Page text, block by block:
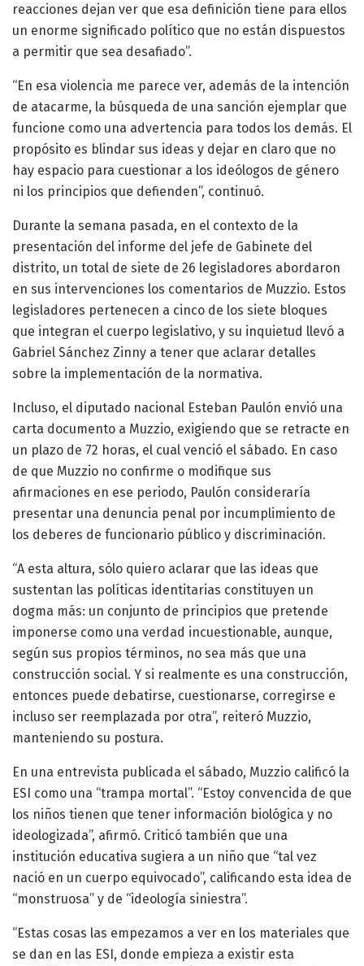
reacciones dejan ver que esa definición tiene para ellos
un enorme significado político que no están dispuestos
a permitir que sea desafiado”.
“En esa violencia me parece ver, además de la intención
de atacarme, la búsqueda de una sanción ejemplar que
funcione como una advertencia para todos los demás. El
propósito es blindar sus ideas y dejar en claro que no
hay espacio para cuestionar a los ideólogos de género
ni los principios que defienden”, continuó.
Durante la semana pasada, en el contexto de la
presentación del informe del jefe de Gabinete del
distrito, un total de siete de 26 legisladores abordaron
en sus intervenciones los comentarios de Muzzio. Estos
legisladores pertenecen a cinco de los siete bloques
que integran el cuerpo legislativo, y su inquietud llevó a
Gabriel Sánchez Zinny a tener que aclarar detalles
sobre la implementación de la normativa.
Incluso, el diputado nacional Esteban Paulón envió una
carta documento a Muzzio, exigiendo que se retracte en
un plazo de 72 horas, el cual venció el sábado. En caso
de que Muzzio no confirme o modifique sus
afirmaciones en ese periodo, Paulón consideraría
presentar una denuncia penal por incumplimiento de
los deberes de funcionario público y discriminación.
“A esta altura, sólo quiero aclarar que las ideas que
sustentan las políticas identitarias constituyen un
dogma más: un conjunto de principios que pretende
imponerse como una verdad incuestionable, aunque,
según sus propios términos, no sea más que una
construcción social. Y si realmente es una construcción,
entonces puede debatirse, cuestionarse, corregirse e
incluso ser reemplazada por otra”, reiteró Muzzio,
manteniendo su postura.
En una entrevista publicada el sábado, Muzzio calificó la
ESI como una “trampa mortal”. “Estoy convencida de que
los niños tienen que tener información biológica y no
ideologizada”, afirmó. Criticó también que una
institución educativa sugiera a un niño que “tal vez
nació en un cuerpo equivocado”, calificando esta idea de
“monstruosa” y de “ideología siniestra”.
“Estas cosas las empezamos a ver en los materiales que
se dan en las ESI, donde empieza a existir esta